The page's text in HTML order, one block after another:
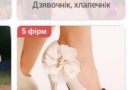
Дзявочнік, хлапечнік
5 фірм